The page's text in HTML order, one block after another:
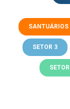
SANTUÁRIOS
SETOR 3